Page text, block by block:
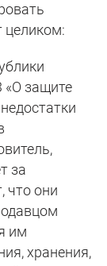
целиком:
«О защите
за
что они
им
хранения,